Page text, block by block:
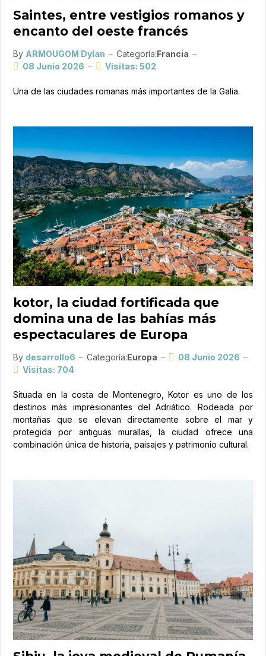
Saintes, entre vestigios romanos y
encanto del oeste francés
By ARMOUGOM Dylan Categoría:Francia
08 Junio 2026
Visitas: 502
Una de las ciudades romanas más importantes de la Galia.
kotor, la ciudad fortificada que
domina una de las bahías más
espectaculares de Europa
By desarrollo6 Categoría:Europa
08 Junio 2026
Visitas: 704
Situada en la costa de Montenegro, Kotor es uno de los
destinos más impresionantes del Adriático. Rodeada por
montañas que se elevan directamente sobre el mar y
protegida por antiguas murallas, la ciudad ofrece una
combinación única de historia, paisajes y patrimonio cultural.